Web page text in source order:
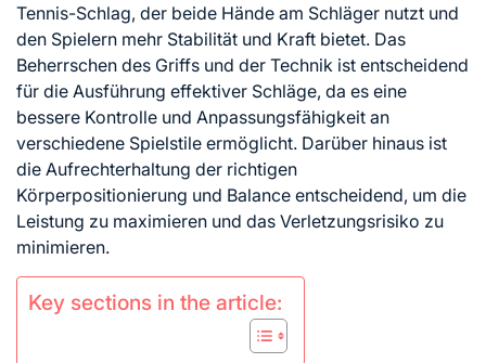
Tennis-Schlag, der beide Hände am Schläger nutzt und
den Spielern mehr Stabilität und Kraft bietet. Das
Beherrschen des Griffs und der Technik ist entscheidend
für die Ausführung effektiver Schläge, da es eine
bessere Kontrolle und Anpassungsfähigkeit an
verschiedene Spielstile ermöglicht. Darüber hinaus ist
die Aufrechterhaltung der richtigen
Körperpositionierung und Balance entscheidend, um die
Leistung zu maximieren und das Verletzungsrisiko zu
minimieren.
Key sections in the article: